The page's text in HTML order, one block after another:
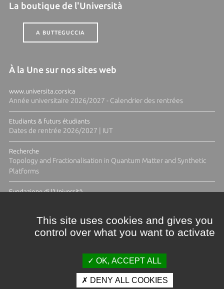
La boutique de l'Università
A BUTTEGUCCIA
À la Une sur nos sites web
www.universita.corsica
Année universitaire 2026/2027 - Calendrier des rentrées
Etudiants & futurs étudiants
Dates de rentrée 2026/2027 | IUT
Recherche
Topology and Fractionalisation in Quantum Matter and Synthetic
Platforms
Fundazione di l'Università
This site uses cookies and gives you
control over what you want to activate
OK, ACCEPT ALL
DENY ALL COOKIES